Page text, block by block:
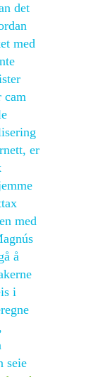
det
med
cam
er
med
å
i
seie